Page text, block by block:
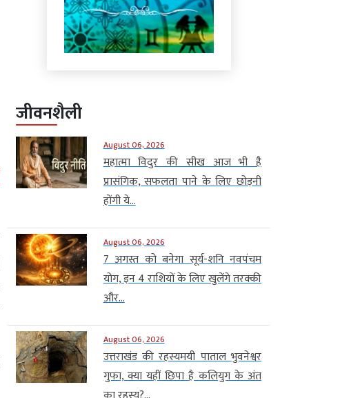
जीवनशैली
August 06, 2026
महात्मा विदुर की सीख आज भी है
प्रासंगिक, सफलता पाने के लिए छोड़नी
होंगी ये...
August 06, 2026
7 अगस्त को बनेगा सूर्य-शनि नवपंचम
योग, इन 4 राशियों के लिए खुलेंगे तरक्की
और...
August 06, 2026
उत्तराखंड की रहस्यमयी पाताल भुवनेश्वर
गुफा, क्या यहीं छिपा है कलियुग के अंत